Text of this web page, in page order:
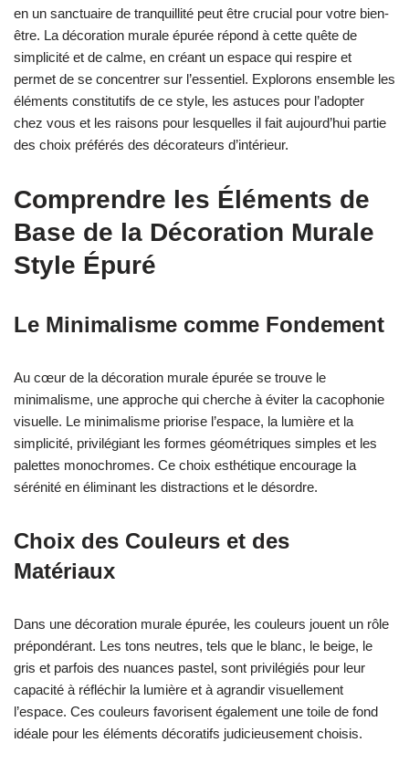
en un sanctuaire de tranquillité peut être crucial pour votre bien-
être. La décoration murale épurée répond à cette quête de
simplicité et de calme, en créant un espace qui respire et
permet de se concentrer sur l’essentiel. Explorons ensemble les
éléments constitutifs de ce style, les astuces pour l’adopter
chez vous et les raisons pour lesquelles il fait aujourd’hui partie
des choix préférés des décorateurs d’intérieur.
Comprendre les Éléments de
Base de la Décoration Murale
Style Épuré
Le Minimalisme comme Fondement
Au cœur de la décoration murale épurée se trouve le
minimalisme, une approche qui cherche à éviter la cacophonie
visuelle. Le minimalisme priorise l’espace, la lumière et la
simplicité, privilégiant les formes géométriques simples et les
palettes monochromes. Ce choix esthétique encourage la
sérénité en éliminant les distractions et le désordre.
Choix des Couleurs et des
Matériaux
Dans une décoration murale épurée, les couleurs jouent un rôle
prépondérant. Les tons neutres, tels que le blanc, le beige, le
gris et parfois des nuances pastel, sont privilégiés pour leur
capacité à réfléchir la lumière et à agrandir visuellement
l’espace. Ces couleurs favorisent également une toile de fond
idéale pour les éléments décoratifs judicieusement choisis.